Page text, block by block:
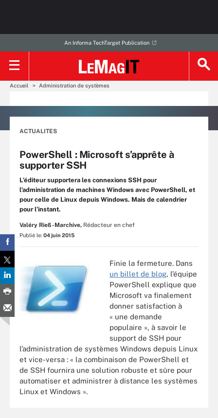
An Informa TechTarget Publication
Accueil Administration de systèmes
ACTUALITES
PowerShell : Microsoft s’apprête à
supporter SSH
L’éditeur supportera les connexions SSH pour
l’administration de machines Windows avec PowerShell, et
pour celle de Linux depuis Windows. Mais de calendrier
pour l’instant.
Valéry Rieß-Marchive, Rédacteur en chef
Publié le: 04 juin 2015
Finie la fermeture. Dans
un billet de blog, l’équipe
PowerShell explique que
Microsoft va finalement
donner satisfaction à
« une demande
populaire », à savoir le
support de SSH pour
l’administration de systèmes Windows depuis Linux
et vice-versa : « la combinaison de PowerShell et
de SSH fournira une solution robuste et sûre pour
automatiser et administrer à distance les systèmes
Linux et Windows ».